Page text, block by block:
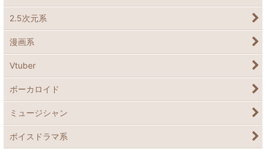
2.5次元系
漫画系
Vtuber
ボーカロイド
ミュージシャン
ボイスドラマ系